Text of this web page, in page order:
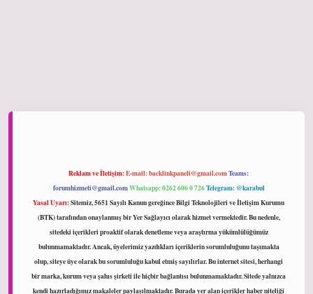
Reklam ve İletişim:E-mail:backlinkpaneli@gmail.comTeams:
forumhizmeti@gmail.comWhatsapp: 0262 606 0 726Telegram: @karabul
Yasal Uyarı:Sitemiz, 5651 Sayılı Kanun gereğince Bilgi Teknolojileri ve İletişim Kurumu
(BTK) tarafından onaylanmış bir Yer Sağlayıcı olarak hizmet vermektedir. Bu nedenle,
sitedeki içerikleri proaktif olarak denetleme veya araştırma yükümlülüğümüz
bulunmamaktadır. Ancak, üyelerimiz yazdıkları içeriklerin sorumluluğunu taşımakta
olup, siteye üye olarak bu sorumluluğu kabul etmiş sayılırlar. Bu internet sitesi, herhangi
bir marka, kurum veya şahıs şirketi ile hiçbir bağlantısı bulunmamaktadır. Sitede yalnızca
kendi hazırladığımız makaleler paylaşılmaktadır. Burada yer alan içerikler haber niteliği